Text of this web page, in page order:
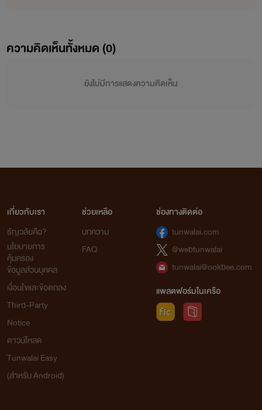
ความคิดเห็นทั้งหมด (0)
ยังไม่มีการแสดงความคิดเห็น
เกี่ยวกับเรา
ธัญวลัยคือ?
นโยบายการ
คุ้มครอง
ข้อมูลส่วนบุคคล
เงื่อนไขและข้อตกลง
Third-Party
Notice
ดาวน์โหลด
Tunwalai Easy
(สำหรับ Android)
ช่วยเหลือ
บทความ
FAQ
ช่องทางติดต่อ
tunwalai.com
@webtunwalai
tunwalai@ookbee.com
แพลตฟอร์มในเครือ